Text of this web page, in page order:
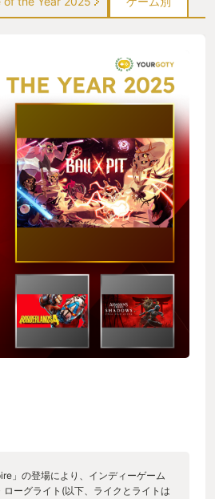
」の登場により、インディーゲーム
ーグライト(以下、ライクとライトは